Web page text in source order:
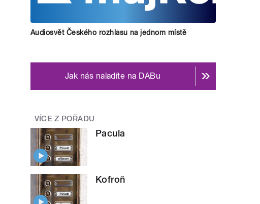
Audiosvět Českého rozhlasu na jednom místě
Jak nás naladíte na DABu
VÍCE Z POŘADU
Pacula
Kofroň